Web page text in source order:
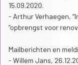
15.09.2020.
- Arthur Verhaegen,
“opbrengst voor
Mailberichten en
- Willem Jans,